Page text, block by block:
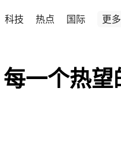
科技 热点 国际 更多
一个热望